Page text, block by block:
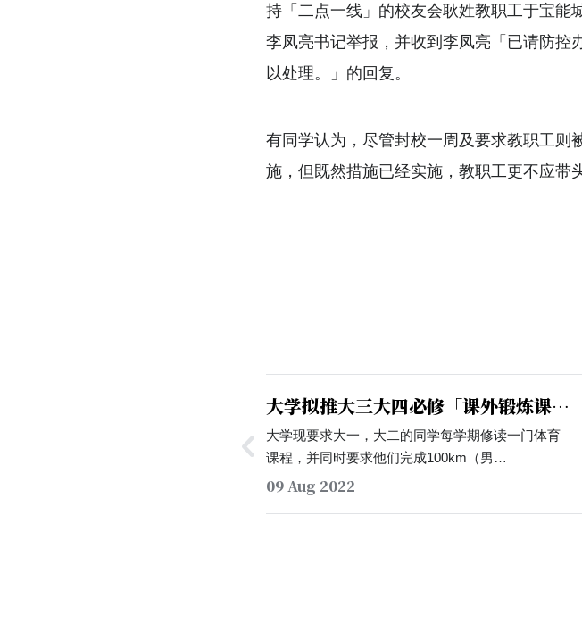
持「二点一线」的校友会耿姓教职工于宝能
李凤亮书记举报，并收到李凤亮「已请防控
以处理。」的回复。
有同学认为，尽管封校一周及要求教职工则
施，但既然措施已经实施，教职工更不应带
大学拟推大三大四必修「课外锻炼课
程」，遭同学反对
大学现要求大一，大二的同学每学期修读一门体育
课程，并同时要求他们完成100km（男
生）/80km（女生）的课外跑步，但对大三，大四的
09 Aug 2022